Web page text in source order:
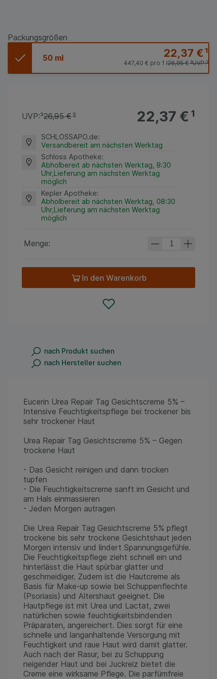
Packungsgrößen
50 ml 22,37 €¹
UVP:³
26,95 €³
447,40 € pro 1 l
22,37 €¹
UVP:³26,95 €³
SCHLOSSAPO.de:
Versandbereit am nächsten Werktag
Schloss Apotheke:
Abholbereit ab nächsten Werktag, 8:30
Uhr,Lieferung am nächsten Werktag
möglich
Kepler Apotheke:
Abholbereit ab nächsten Werktag, 08:30
Uhr,Lieferung am nächsten Werktag
möglich
Menge:
In den Warenkorb
nach Produkt suchen
nach Hersteller suchen
Eucerin Urea Repair Tag Gesichtscreme 5% –
Intensive Feuchtigkeitspflege bei trockener bis
sehr trockener Haut
Urea Repair Tag Gesichtscreme 5% – Gegen
trockene Haut
- Das Gesicht reinigen und dann trocken
tupfen
- Die Feuchtigkeitscreme sanft im Gesicht und
am Hals einmassieren
- Jeden Morgen autragen
Die Urea Repair Tag Gesichtscreme 5% pflegt
trockene bis sehr trockene Gesichtshaut jeden
Morgen intensiv und lindert Spannungsgefühle.
Die Feuchtigkeitspflege zieht schnell ein und
hinterlässt die Haut spürbar glatter und
geschmeidiger. Zudem ist die Hautcreme als
Basis für Make-up sowie bei Schuppenflechte
(Psoriasis) und Altershaut geeignet. Die
Hautpflege ist mit Urea und Lactat, zwei
natürlichen sowie feuchtigkeitsbindenden
Präparaten, angereichert. Dies sorgt für eine
schnelle und langanhaltende Versorgung mit
Feuchtigkeit und raue Haut wird damit glatter.
Auch nach der Rasur, bei zu Schuppung
neigender Haut und bei Juckreiz bietet die
Creme eine wirksame Pflege. Die parfümfreie